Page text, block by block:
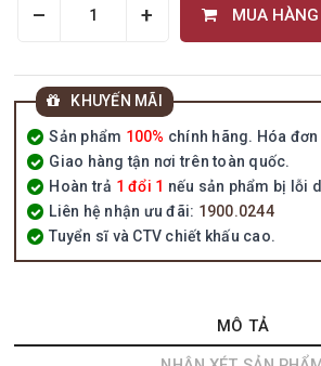
– + MUA HÀNG
KHUYẾN MÃI
Sản phẩm 100% chính hãng. Hóa đơn
Giao hàng tận nơi trên toàn quốc.
Hoàn trả 1 đổi 1 nếu sản phẩm bị lỗi
Liên hệ nhận ưu đãi: 1900.0244
Tuyển sĩ và CTV chiết khấu cao.
MÔ TẢ